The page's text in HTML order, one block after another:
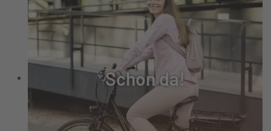
Schon da!